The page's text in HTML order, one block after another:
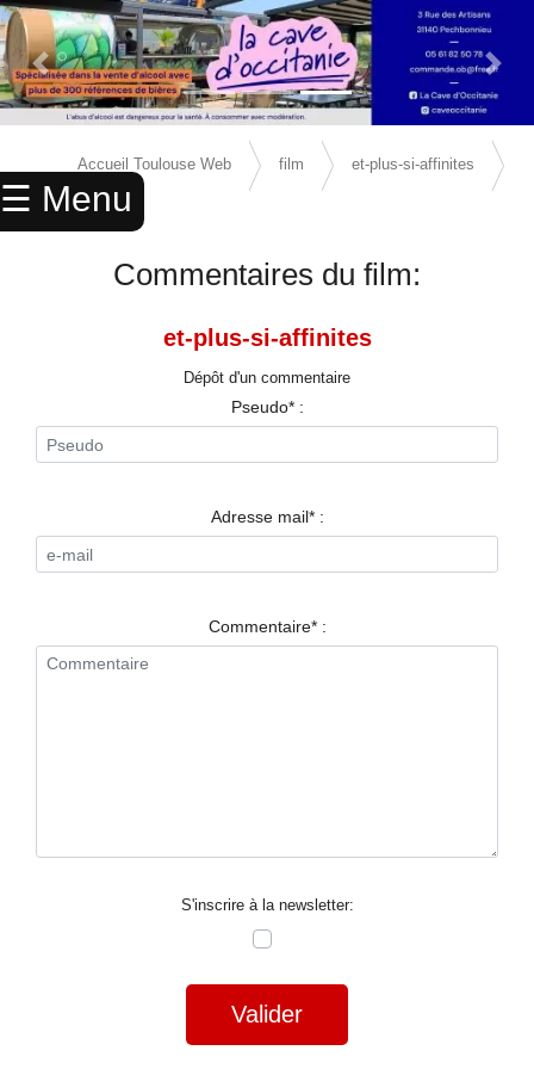
☰ Menu
× ACCUEIL
ANNUAIRE
SPORTS
RESTAURANTS
NUIT
Previous Slide Next
Accueil Toulouse Web film et-plus-si-affinites
avis
Commentaires du film:
et-plus-si-affinites
Dépôt d'un commentaire
Pseudo* :
Adresse mail* :
Commentaire* :
S'inscrire à la newsletter:
Valider